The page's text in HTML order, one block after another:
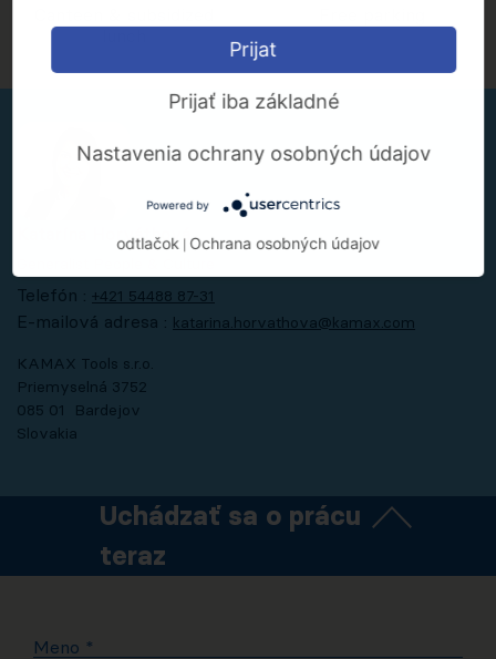
Katarína Horváthová
Telefón : +421 54488 87-31
E-mailová adresa : katarina.horvathova@kamax.com
KAMAX Tools s.r.o.
Priemyselná 3752
085 01 Bardejov
Slovakia
Uchádzať sa o prácu
teraz
Meno *
Prijat
Prijať iba základné
Nastavenia ochrany osobných údajov
Powered by
odtlačok Ochrana osobných údajov